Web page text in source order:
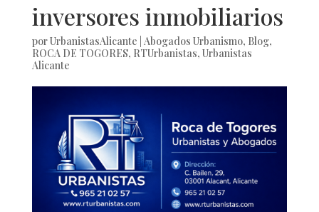
inversores inmobiliarios
porUrbanistasAlicante Abogados Urbanismo, Blog,
ROCA DE TOGORES, RTUrbanistas, Urbanistas
Alicante